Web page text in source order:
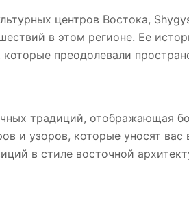
центров Востока,
в этом регионе. Ее
преодолевали
традиций, отображающая
и узоров, которые уносят вас
в стиле восточной